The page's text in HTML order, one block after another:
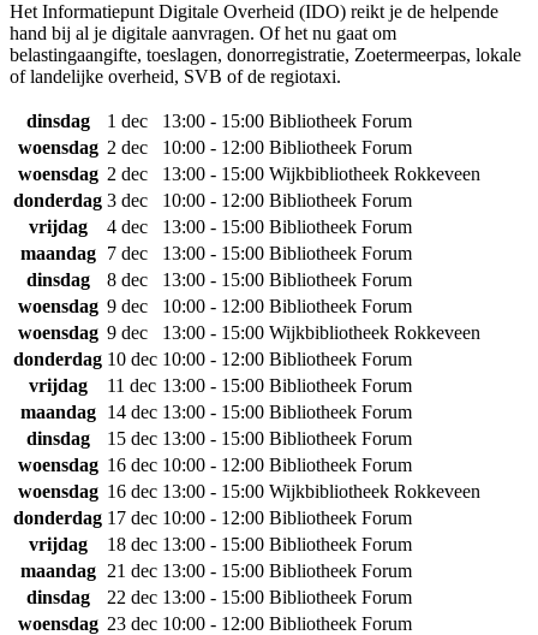
Het Informatiepunt Digitale Overheid (IDO) reikt je de helpende
hand bij al je digitale aanvragen. Of het nu gaat om
belastingaangifte, toeslagen, donorregistratie, Zoetermeerpas, lokale
of landelijke overheid, SVB of de regiotaxi.
dinsdag 1 dec 13:00 - 15:00 Bibliotheek Forum
woensdag 2 dec 10:00 - 12:00 Bibliotheek Forum
woensdag 2 dec 13:00 - 15:00 Wijkbibliotheek Rokkeveen
donderdag 3 dec 10:00 - 12:00 Bibliotheek Forum
vrijdag
4 dec 13:00 - 15:00 Bibliotheek Forum
maandag
7 dec 13:00 - 15:00 Bibliotheek Forum
dinsdag
8 dec 13:00 - 15:00 Bibliotheek Forum
woensdag 9 dec 10:00 - 12:00 Bibliotheek Forum
woensdag 9 dec 13:00 - 15:00 Wijkbibliotheek Rokkeveen
donderdag 10 dec 10:00 - 12:00 Bibliotheek Forum
vrijdag
11 dec 13:00 - 15:00 Bibliotheek Forum
maandag
14 dec 13:00 - 15:00 Bibliotheek Forum
dinsdag
15 dec 13:00 - 15:00 Bibliotheek Forum
woensdag 16 dec 10:00 - 12:00 Bibliotheek Forum
woensdag 16 dec 13:00 - 15:00 Wijkbibliotheek Rokkeveen
donderdag 17 dec 10:00 - 12:00 Bibliotheek Forum
vrijdag
18 dec 13:00 - 15:00 Bibliotheek Forum
maandag
21 dec 13:00 - 15:00 Bibliotheek Forum
dinsdag
22 dec 13:00 - 15:00 Bibliotheek Forum
woensdag 23 dec 10:00 - 12:00 Bibliotheek Forum